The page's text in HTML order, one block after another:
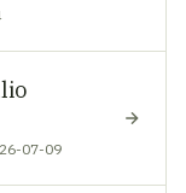
07-09